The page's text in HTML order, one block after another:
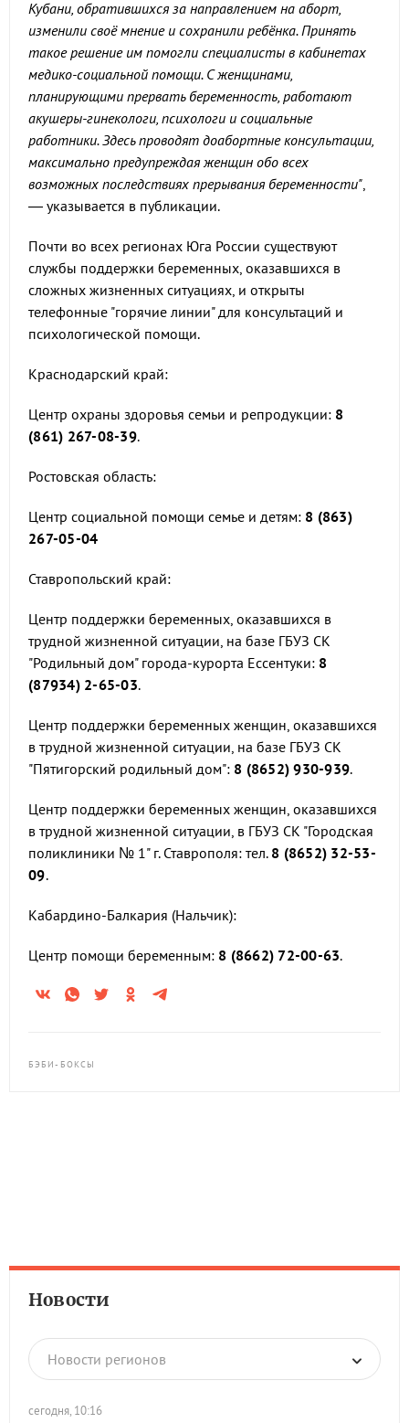
Кубани, обратившихся за направлением на аборт,
изменили своё мнение и сохранили ребёнка. Принять
такое решение им помогли специалисты в кабинетах
медико-социальной помощи. С женщинами,
планирующими прервать беременность, работают
акушеры-гинекологи, психологи и социальные
работники. Здесь проводят доабортные консультации,
максимально предупреждая женщин обо всех
возможных последствиях прерывания беременности",
— указывается в публикации.
Почти во всех регионах Юга России существуют
службы поддержки беременных, оказавшихся в
сложных жизненных ситуациях, и открыты
телефонные "горячие линии" для консультаций и
психологической помощи.
Краснодарский край:
Центр охраны здоровья семьи и репродукции: 8
(861) 267-08-39.
Ростовская область:
Центр социальной помощи семье и детям: 8 (863)
267-05-04
Ставропольский край:
Центр поддержки беременных, оказавшихся в
трудной жизненной ситуации, на базе ГБУЗ СК
"Родильный дом" города-курорта Ессентуки: 8
(87934) 2-65-03.
Центр поддержки беременных женщин, оказавшихся
в трудной жизненной ситуации, на базе ГБУЗ СК
"Пятигорский родильный дом": 8 (8652) 930-939.
Центр поддержки беременных женщин, оказавшихся
в трудной жизненной ситуации, в ГБУЗ СК "Городская
поликлиники № 1" г. Ставрополя: тел. 8 (8652) 32-53-
09.
Кабардино-Балкария (Нальчик):
Центр помощи беременным: 8 (8662) 72-00-63.
БЭБИ-БОКСЫ
Новости
Новости регионов
сегодня, 10:16